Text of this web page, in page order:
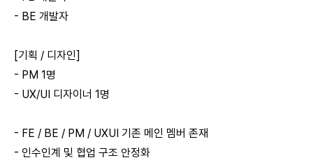
- BE 개발자
[기획 / 디자인]
- PM 1명
- UX/UI 디자이너 1명
- FE / BE / PM / UXUI 기존 메인 멤버 존재
- 인수인계 및 협업 구조 안정화